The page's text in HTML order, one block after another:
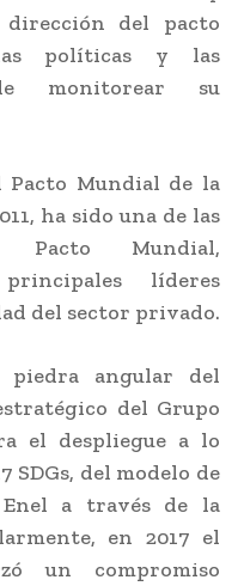
del pacto
políticas y las
monitorear su
Pacto Mundial de la
ha sido una de las
Pacto Mundial,
líderes
del sector privado.
piedra angular del
del Grupo
el despliegue a lo
SDGs, del modelo de
Enel a través de la
en 2017 el
un compromiso